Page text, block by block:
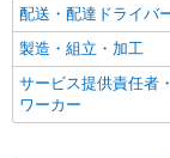
配送・配達ドライバ
製造・組立・加工
サービス提供責任者
ワーカー